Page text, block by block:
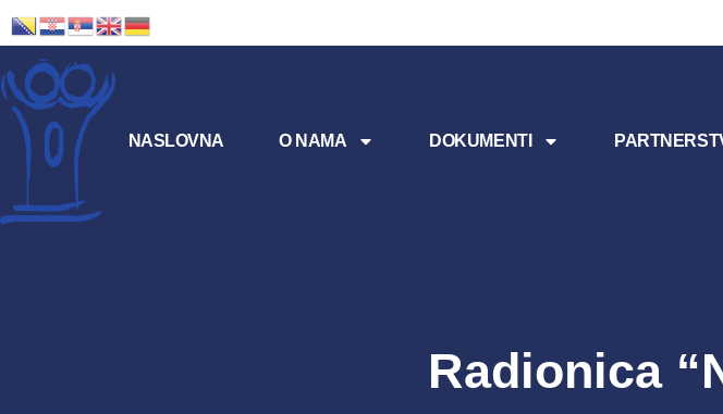
NASLOVNA O NAMA DOKUMENTI
Radionica